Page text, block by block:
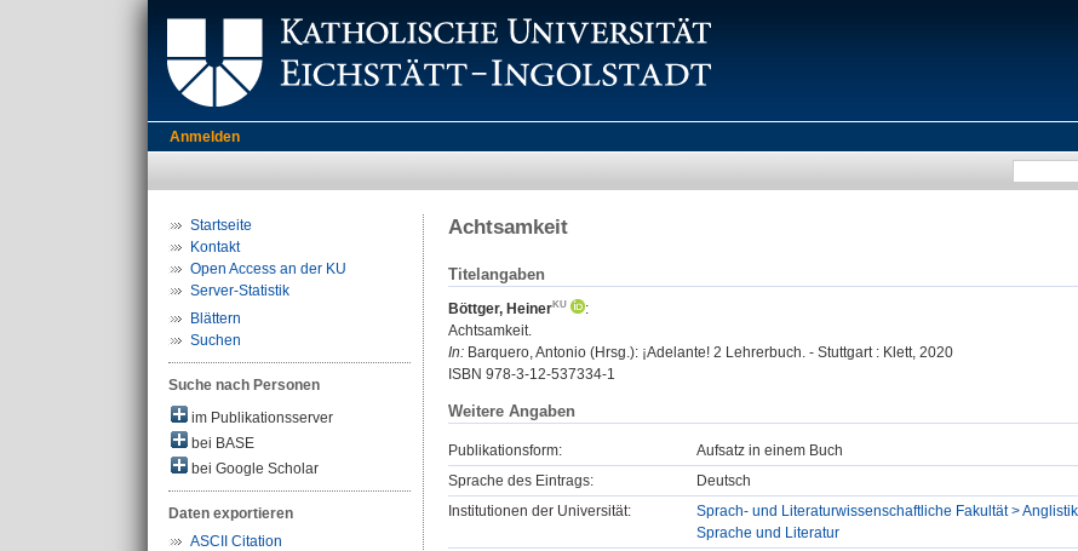
Anmelden
Startseite
Kontakt
Open Access an der KU
Server-Statistik
Blättern
Suchen
Suche nach Personen
im Publikationsserver
bei BASE
bei Google Scholar
Daten exportieren
ASCII Citation
Achtsamkeit
Titelangaben
Böttger, Heiner
:
Achtsamkeit.
In: Barquero, Antonio (Hrsg.): ¡Adelante! 2 Lehrerbuch. - Stuttgart : Klett, 2020
ISBN 978-3-12-537334-1
Weitere Angaben
Publikationsform:
Aufsatz in einem Buch
Sprache des Eintrags:
Deutsch
Institutionen der Universität:
Sprach- und Literaturwissenschaftliche Fakultät >
Sprache und Literatur